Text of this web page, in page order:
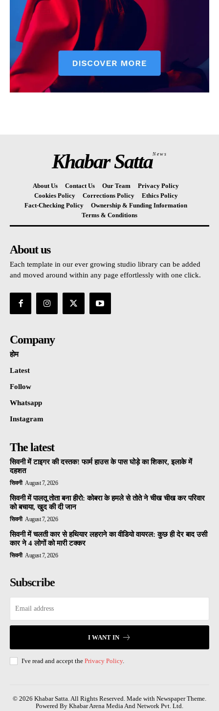
Khabar SattaNews
About Us Contact Us Our Team
Privacy Policy
Cookies Policy
Corrections Policy
Ethics Policy
Fact-Checking Policy
Ownership & Funding Information
Terms & Conditions
About us
Each template in our ever growing studio library can be added
and moved around within any page effortlessly with one click.
Company
होम
Latest
Follow
Whatsapp
Instagram
The latest
सिवनी में टाइगर की दस्तक! फार्म हाउस के पास घोड़े का शिकार, इलाके में
दहशत
सिवनी August 7, 2026
सिवनी में पालतू तोता बना हीरो: कोबरा के हमले से तोते ने चीख चीख कर परिवार
को बचाया, खुद की दी जान
सिवनी August 7, 2026
सिवनी में चलती कार से हथियार लहराने का वीडियो वायरल: कुछ ही देर बाद उसी
कार ने 4 लोगों को मारी टक्कर
सिवनी August 7, 2026
Subscribe
I WANT IN
I've read and accept the Privacy Policy.
© 2026 Khabar Satta. All Rights Reserved. Made with Newspaper Theme.
Powered By Khabar Arena Media And Network Pvt. Ltd.